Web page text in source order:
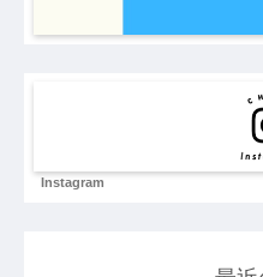
Instagram